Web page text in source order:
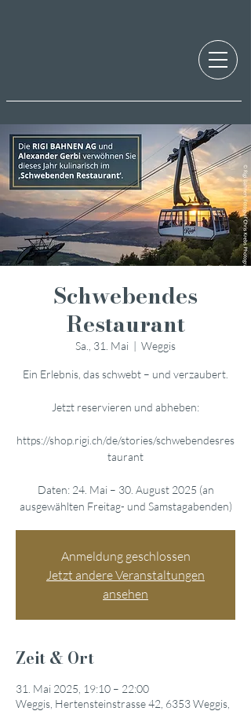
Schwebendes
Restaurant
Sa., 31. Mai
  |
Weggis
Ein Erlebnis, das schwebt – und verzaubert.
Jetzt reservieren und abheben:
https://shop.rigi.ch/de/stories/schwebendesres
taurant
Daten: 24. Mai – 30. August 2025 (an
ausgewählten Freitag- und Samstagabenden)
Anmeldung geschlossen
Jetzt andere Veranstaltungen
ansehen
Zeit & Ort
31. Mai 2025, 19:10 – 22:00
Weggis, Hertensteinstrasse 42, 6353 Weggis,